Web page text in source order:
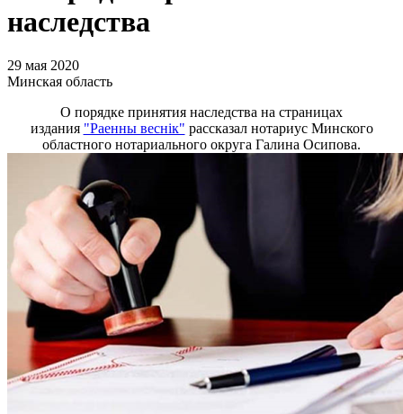
наследства
29 мая 2020
Минская область
О порядке принятия наследства на страницах
издания "Раенны веснiк" рассказал нотариус Минского
областного нотариального округа Галина Осипова.